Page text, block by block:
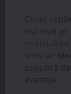
mai mult pe
sens, iar
populară
avantaje.